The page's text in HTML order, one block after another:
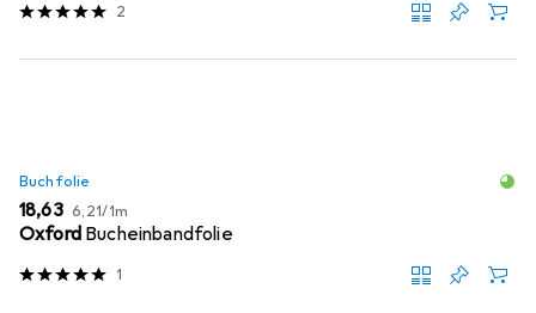
2
Buchfolie
EUR
18,63 EUR
6,21/1m
Oxford Bucheinbandfolie
1